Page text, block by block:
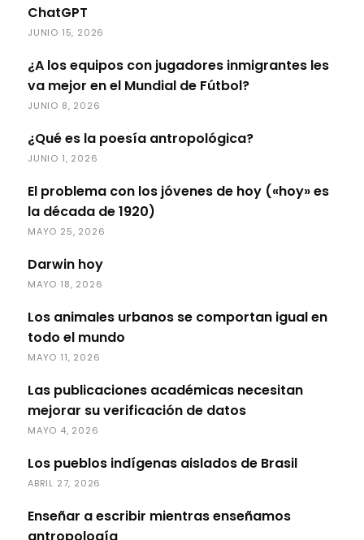
ChatGPT
JUNIO 15, 2026
¿A los equipos con jugadores inmigrantes les
va mejor en el Mundial de Fútbol?
JUNIO 8, 2026
¿Qué es la poesía antropológica?
JUNIO 1, 2026
El problema con los jóvenes de hoy («hoy» es
la década de 1920)
MAYO 25, 2026
Darwin hoy
MAYO 18, 2026
Los animales urbanos se comportan igual en
todo el mundo
MAYO 11, 2026
Las publicaciones académicas necesitan
mejorar su verificación de datos
MAYO 4, 2026
Los pueblos indígenas aislados de Brasil
ABRIL 27, 2026
Enseñar a escribir mientras enseñamos